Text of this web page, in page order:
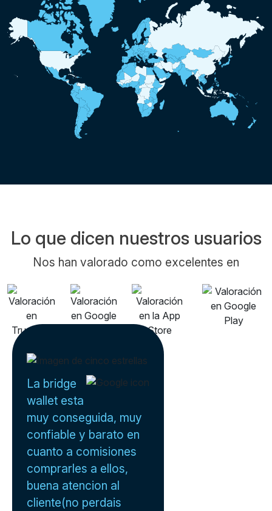
Lo que dicen nuestros usuarios
Nos han valorado como excelentes en
La bridge
wallet esta
muy conseguida, muy
confiable y barato en
cuanto a comisiones
comprarles a ellos,
buena atencion al
cliente(no perdais